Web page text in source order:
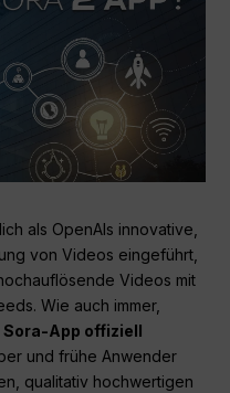
als OpenAIs innovative,
von Videos eingeführt,
Videos mit
Wie auch immer,
Sora-App offiziell
und frühe Anwender
qualitativ hochwertigen